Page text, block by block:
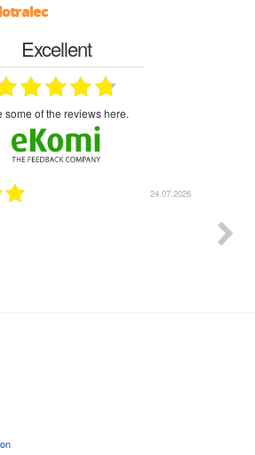
Excellent
some of the reviews here.
24.07.2026